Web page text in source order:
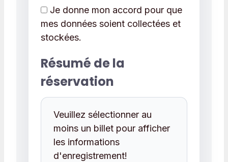
Je donne mon accord pour que
mes données soient collectées et
stockées.
Résumé de la
réservation
Veuillez sélectionner au
moins un billet pour afficher
les informations
d'enregistrement!